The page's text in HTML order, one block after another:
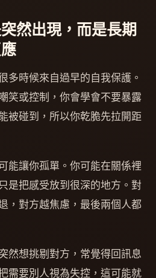
然出現，而是長期
多時候來自過早的自我保護。
笑或控制，你會學會不要暴露
被碰到，所以你乾脆先拉開距
能讓你孤單。你可能在關係裡
是把感受放到很深的地方。對
，對方越焦慮，最後兩個人都
然想挑剔對方，常覺得回訊息
需要別人視為失控，這可能就